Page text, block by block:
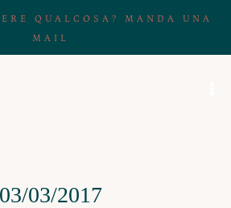
QUALCOSA? MANDA UNA
MAIL
03/03/2017